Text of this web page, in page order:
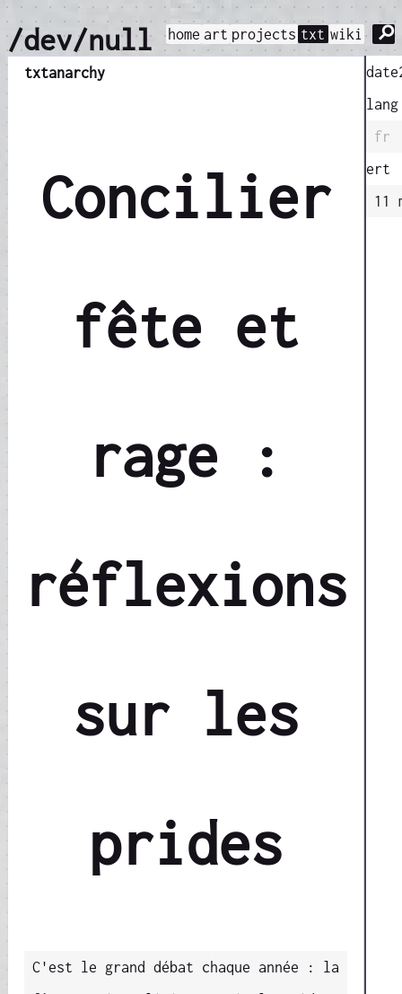
/dev/null home art projects txt wiki ⚲
txtanarchy
Concilier
fête et
rage :
réflexions
sur les
prides
C'est le grand débat chaque année : la
date
lang
fr
ert
11